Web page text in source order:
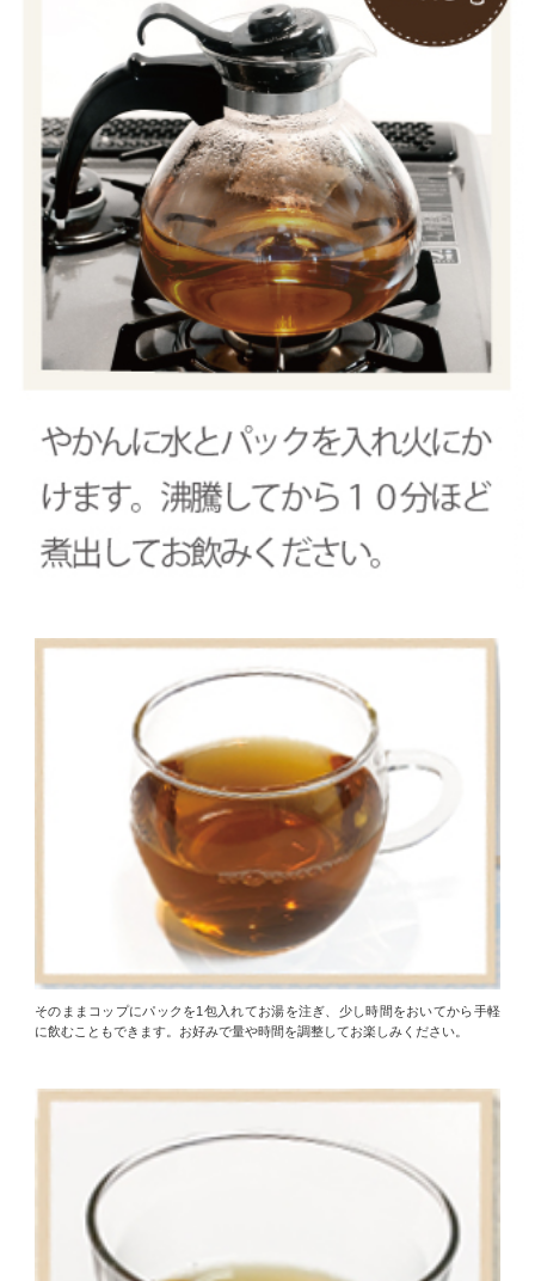
そのままコップにパックを1包入れてお湯を注ぎ、少し時間をおいてから手軽
に飲むこともできます。お好みで量や時間を調整してお楽しみください。